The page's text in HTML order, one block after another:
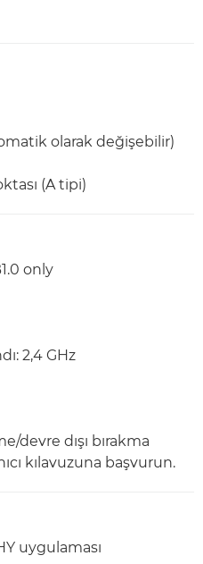
olarak değişebilir)
(A tipi)
only
2,4 GHz
devre dışı bırakma
kılavuzuna başvurun.
uygulaması